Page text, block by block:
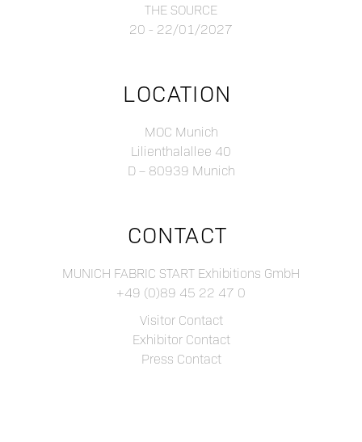
THE SOURCE
20 - 22/01/2027
LOCATION
MOC Munich
Lilienthalallee 40
D – 80939 Munich
CONTACT
MUNICH FABRIC START Exhibitions GmbH
+49 (0)89 45 22 47 0
Visitor Contact
Exhibitor Contact
Press Contact